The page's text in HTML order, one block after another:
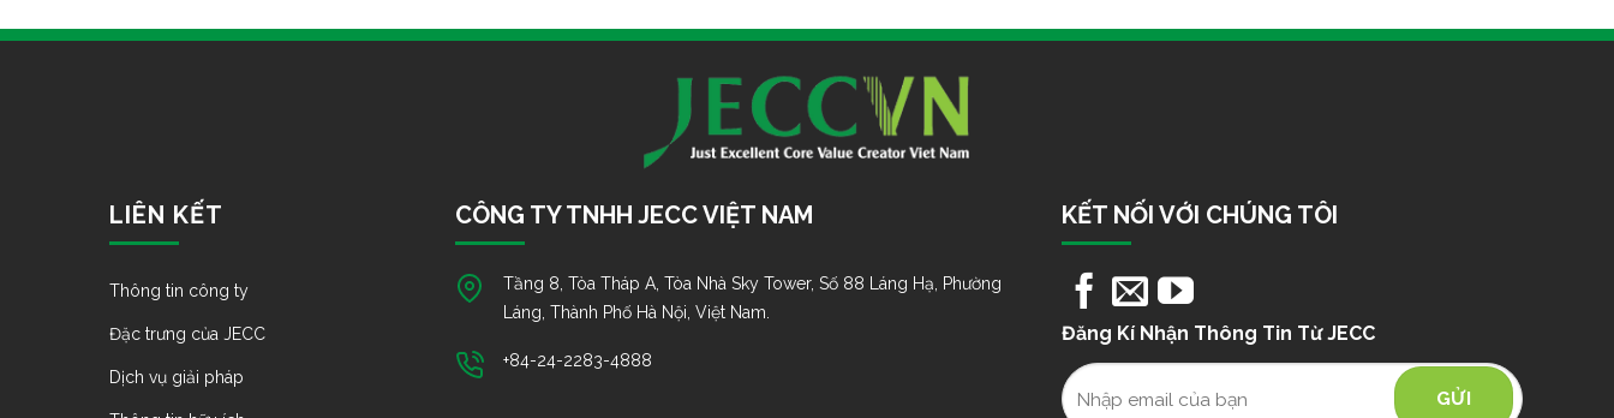
LIÊN KẾT
Thông tin công ty
Đặc trưng của JECC
Dịch vụ giải pháp
CÔNG TY TNHH JECC VIỆT NAM
Tầng 8, Tòa Tháp A, Tòa Nhà Sky Tower, Số 88 Láng Hạ, Phường
Láng, Thành Phố Hà Nội, Việt Nam.
+84-24-2283-4888
KẾT NỐI VỚI CHÚNG TÔI
Đăng Kí Nhận Thông Tin Từ JECC